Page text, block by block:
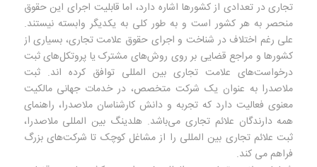
تجاری در تعدادی از کشورها اشاره دارد، اما قابلیت اجرای این حقوق
منحصر به هر کشور است و به طور کلی به یکدیگر وابسته نیستند.
علی رغم اختلاف در شناخت و اجرای حقوق علامت تجاری، بسیاری از
کشورها و مراجع قضایی بر روی روش‌های مشترک یا پروتکل‌های ثبت
درخواست‌های علامت تجاری بین المللی توافق کرده اند. ثبت
ملاصدرا به عنوان یک شرکت متخصص، در خدمات جهانی مالکیت
معنوی فعالیت دارد که تجربه و دانش کارشناسان ملاصدرا، راهنمای
همه دارندگان علائم تجاری می‌باشد. هلدینگ بین المللی ملاصدرا،
ثبت علائم تجاری بین المللی را از مشاغل کوچک تا شرکت‌های بزرگ
فراهم می کند.